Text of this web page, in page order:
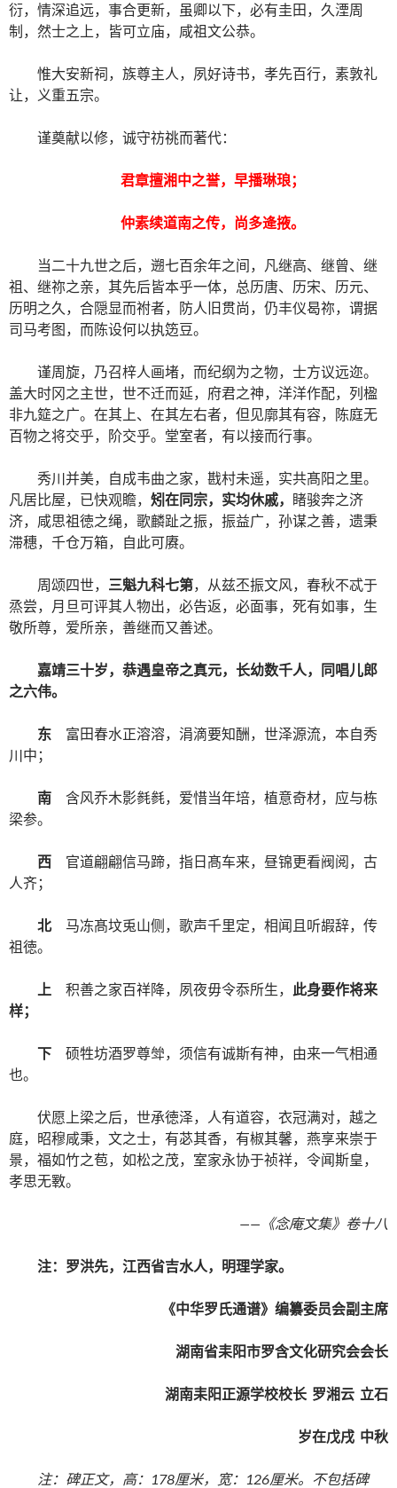
衍，情深追远，事合更新，虽卿以下，必有圭田，久湮周
制，然士之上，皆可立庙，咸祖文公恭。
惟大安新祠，族尊主人，夙好诗书，孝先百行，素敦礼
让，义重五宗。
谨奠献以修，诚守祊祧而著代：
君章擅湘中之誉，早播琳琅；
仲素续道南之传，尚多逄掖。
当二十九世之后，遡七百余年之间，凡继高、继曾、继
祖、继祢之亲，其先后皆本乎一体，总历唐、历宋、历元、
历明之久，合隠显而祔者，防人旧贯尚，仍丰仪曷祢，谓据
司马考图，而陈设何以执笾豆。
谨周旋，乃召梓人画堵，而纪纲为之物，士方议远迩。
盖大时冈之主世，世不迁而延，府君之神，洋洋作配，列楹
非九筵之广。在其上、在其左右者，但见廓其有容，陈庭无
百物之将交乎，阶交乎。堂室者，有以接而行事。
秀川并美，自成韦曲之家，戡村未遥，实共髙阳之里。
凡居比屋，已快观瞻， 矧在同宗，实均休戚， 睹骏奔之济
济，咸思祖徳之绳，歌麟趾之振，振益广，孙谋之善，遗秉
滞穗，千仓万箱，自此可赓。
周颂四世， 三魁九科七第，从兹丕振文风，春秋不忒于
烝尝，月旦可评其人物出，必告返，必面事，死有如事，生
敬所尊，爱所亲，善继而又善述。
嘉靖三十岁，恭遇皇帝之真元，长幼数千人，同唱儿郎
之六伟。
东 富田春水正溶溶，涓滴要知酬，世泽源流，本自秀
川中；
南 含风乔木影毵毵，爱惜当年培，植意奇材，应与栋
梁参。
西 官道翩翩信马蹄，指日髙车来，昼锦更看阀阅，古
人齐；
北马冻髙坟兎山侧，歌声千里定，相闻且听嘏辞，传
祖徳。
上 积善之家百祥降，夙夜毋令忝所生，
此身要作将来
样；
下 硕牲坊酒罗尊斚，须信有诚斯有神，由来一气相通
也。
伏愿上梁之后，世承徳泽，人有道容，衣冠满对，越之
庭，昭穆咸秉，文之士，有苾其香，有椒其馨，燕享来崇于
景，福如竹之苞，如松之茂，室家永协于祯祥，令闻斯皇，
孝思无斁。
—— 《念庵文集》卷十八
注：罗洪先，江西省吉水人，明理学家。
《中华罗氏通谱》编纂委员会副主席
湖南省耒阳市罗含文化研究会会长
湖南耒阳正源学校校长 罗湘云 立石
岁在戊戌 中秋
注：碑正文，高： 178厘米，宽： 126厘米。不包括碑